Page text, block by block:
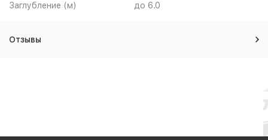
Заглубление (м) до 6.0
Отзывы